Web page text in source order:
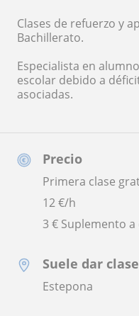
Precio
Primera clase
12€/h
3 € Suplemento
Suele dar
Estepona
Clases de refuerzo y
Bachillerato.
Especialista en
escolar debido a
asociadas.